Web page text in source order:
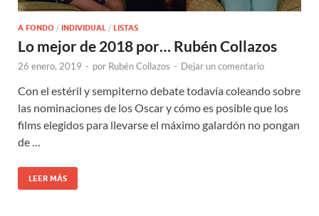
A FONDO / INDIVIDUAL / LISTAS
Lo mejor de 2018 por… Rubén Collazos
26 enero, 2019 - por Rubén Collazos - Dejar un comentario
Con el estéril y sempiterno debate todavía coleando sobre
las nominaciones de los Oscar y cómo es posible que los
films elegidos para llevarse el máximo galardón no pongan
de …
LEER MÁS